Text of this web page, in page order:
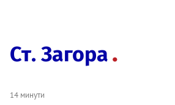
Ст. Загора
14 минути